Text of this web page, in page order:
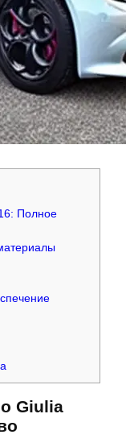
Полное
Giulia